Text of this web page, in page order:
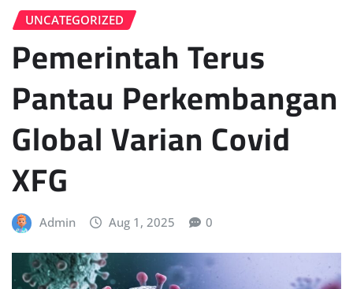
UNCATEGORIZED
Pemerintah Terus
Pantau Perkembangan
Global Varian Covid
XFG
Admin Aug 1, 2025 0